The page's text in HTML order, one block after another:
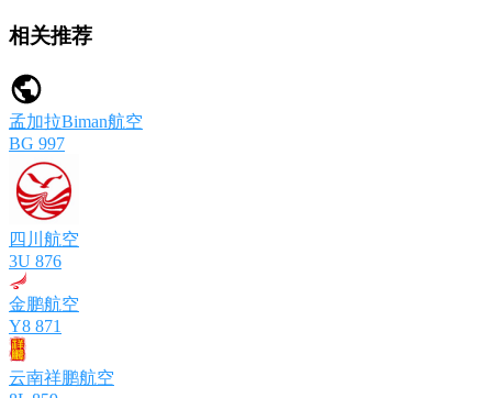
相关推荐
孟加拉Biman航空
BG 997
四川航空
3U 876
金鹏航空
Y8 871
云南祥鹏航空